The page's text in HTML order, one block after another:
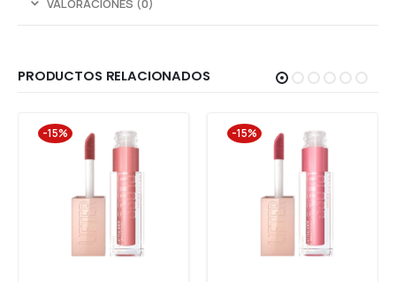
VALORACIONES (0)
PRODUCTOS RELACIONADOS
-15% -15%